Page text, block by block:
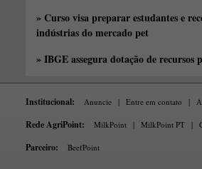
» Curso visa preparar estudantes e
indústrias do mercado pet
» IBGE assegura dotação de recursos
Institucional: Anuncie | Entre em contato |
Rede AgriPoint: MilkPoint | MilkPoint PT |
Parceiro: BeefPoint